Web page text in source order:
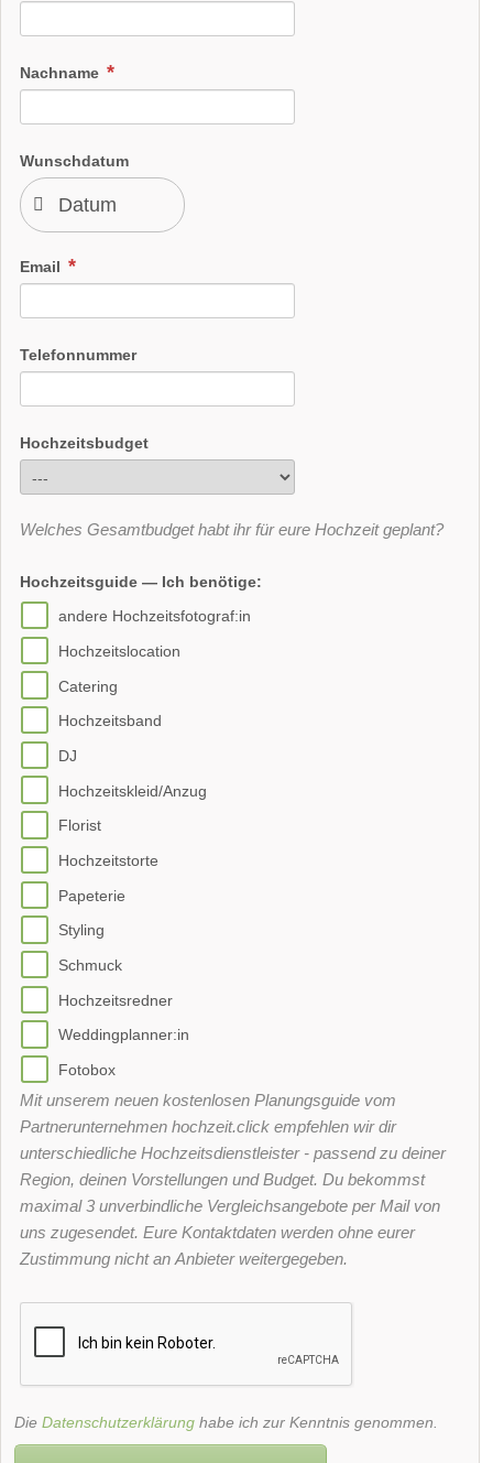
Nachname
Wunschdatum
Email
Telefonnummer
Hochzeitsbudget
Welches Gesamtbudget habt ihr für eure Hochzeit geplant?
Hochzeitsguide — Ich benötige:
andere Hochzeitsfotograf:in
Hochzeitslocation
Catering
Hochzeitsband
DJ
Hochzeitskleid/Anzug
Florist
Hochzeitstorte
Papeterie
Styling
Schmuck
Hochzeitsredner
Weddingplanner:in
Fotobox
Mit unserem neuen kostenlosen Planungsguide vom
Partnerunternehmen hochzeit.click empfehlen wir dir
unterschiedliche Hochzeitsdienstleister - passend zu deiner
Region, deinen Vorstellungen und Budget. Du bekommst
maximal 3 unverbindliche Vergleichsangebote per Mail von
uns zugesendet. Eure Kontaktdaten werden ohne eurer
Zustimmung nicht an Anbieter weitergegeben.
Die Datenschutzerklärung habe ich zur Kenntnis genommen.